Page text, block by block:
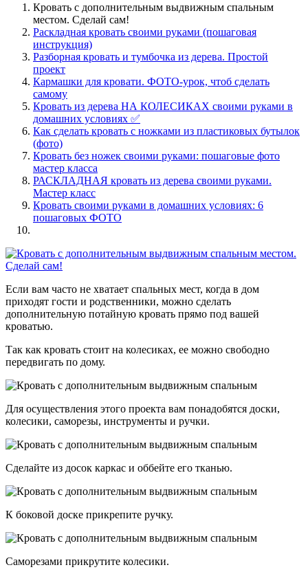
Кровать с дополнительным выдвижным спальным
местом. Сделай сам!
Раскладная кровать своими руками (пошаговая
инструкция)
Разборная кровать и тумбочка из дерева. Простой
проект
Кармашки для кровати. ФОТО-урок, чтоб сделать
самому
Кровать из дерева НА КОЛЕСИКАХ своими руками в
домашних условиях ✅
Как сделать кровать с ножками из пластиковых бутылок
(фото)
Кровать без ножек своими руками: пошаговые фото
мастер класса
РАСКЛАДНАЯ кровать из дерева своими руками.
Мастер класс
Кровать своими руками в домашних условиях: 6
пошаговых ФОТО
Если вам часто не хватает спальных мест, когда в дом
приходят гости и родственники, можно сделать
дополнительную потайную кровать прямо под вашей
кроватью.
Так как кровать стоит на колесиках, ее можно свободно
передвигать по дому.
Для осуществления этого проекта вам понадобятся доски,
колесики, саморезы, инструменты и ручки.
Сделайте из досок каркас и оббейте его тканью.
К боковой доске прикрепите ручку.
Саморезами прикрутите колесики.